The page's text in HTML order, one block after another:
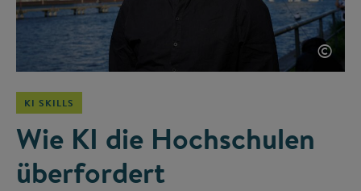
©
KI SKILLS
Wie KI die Hochschulen
überfordert